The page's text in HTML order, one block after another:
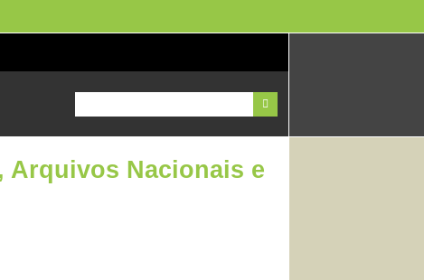
Arquivos Nacionais e